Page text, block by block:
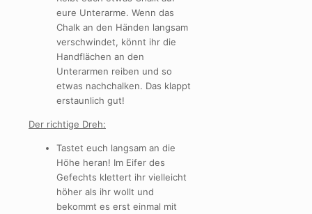
eure Unterarme. Wenn das
Chalk an den Händen langsam
verschwindet, könnt ihr die
Handflächen an den
Unterarmen reiben und so
etwas nachchalken. Das klappt
erstaunlich gut!
Der richtige Dreh:
Tastet euch langsam an die
Höhe heran! Im Eifer des
Gefechts klettert ihr vielleicht
höher als ihr wollt und
bekommt es erst einmal mit